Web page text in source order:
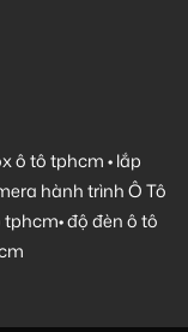
ô tô tphcm•lắp
hành trình Ô Tô
tphcm•độ đèn ô tô